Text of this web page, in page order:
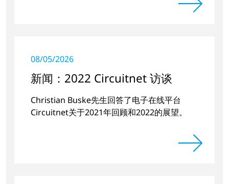
08/05/2026
新闻：2022 Circuitnet 访谈
Christian Buske先生回答了电子在线平台
Circuitnet关于2021年回顾和2022的展望。